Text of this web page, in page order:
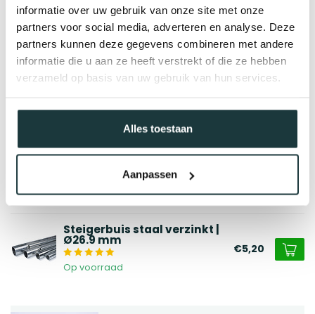
informatie over uw gebruik van onze site met onze
partners voor social media, adverteren en analyse. Deze
partners kunnen deze gegevens combineren met andere
informatie die u aan ze heeft verstrekt of die ze hebben
verzameld op basis van uw gebruik van hun services.
Alles toestaan
Aanpassen
Gerelateerde producten
Steigerbuis koppeling open
t-stuk zwart | Ø26.9 mm
Op voorraad
Steigerbuis staal verzinkt |
Ø26.9 mm
Op voorraad
€5,20